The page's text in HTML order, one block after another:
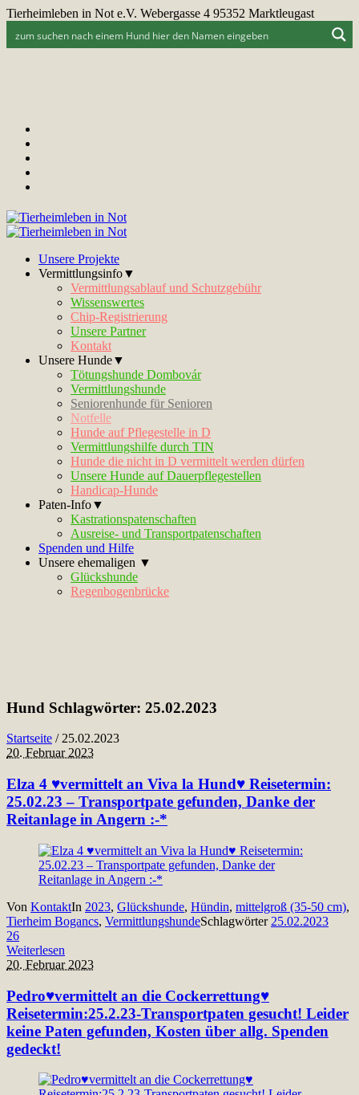
Tierheimleben in Not e.V. Webergasse 4 95352 Marktleugast
Unsere Projekte
Vermittlungsinfo▼
Vermittlungsablauf und Schutzgebühr
Wissenswertes
Chip-Registrierung
Unsere Partner
Kontakt
Unsere Hunde▼
Tötungshunde Dombovár
Vermittlungshunde
Seniorenhunde für Senioren
Notfelle
Hunde auf Pflegestelle in D
Vermittlungshilfe durch TIN
Hunde die nicht in D vermittelt werden dürfen
Unsere Hunde auf Dauerpflegestellen
Handicap-Hunde
Paten-Info▼
Kastrationspatenschaften
Ausreise- und Transportpatenschaften
Spenden und Hilfe
Unsere ehemaligen ▼
Glückshunde
Regenbogenbrücke
Hund Schlagwörter: 25.02.2023
Startseite /25.02.2023
20. Februar 2023
Elza 4 ♥vermittelt an Viva la Hund♥ Reisetermin:
25.02.23 – Transportpate gefunden, Danke der
Reitanlage in Angern :-*
Von KontaktIn 2023, Glückshunde, Hündin, mittelgroß (35-50 cm),
Tierheim Bogancs, VermittlungshundeSchlagwörter 25.02.2023
26
Weiterlesen
20. Februar 2023
Pedro♥vermittelt an die Cockerrettung♥
Reisetermin:25.2.23-Transportpaten gesucht! Leider
keine Paten gefunden, Kosten über allg. Spenden
gedeckt!